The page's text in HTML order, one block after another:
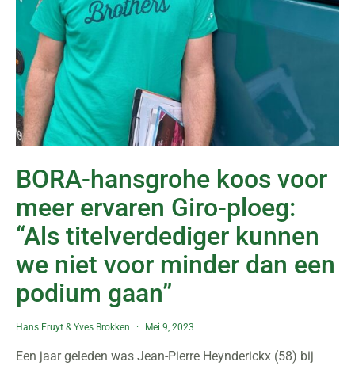
BORA-hansgrohe koos voor
meer ervaren Giro-ploeg:
“Als titelverdediger kunnen
we niet voor minder dan een
podium gaan”
Hans Fruyt &Yves Brokken Mei 9, 2023
Een jaar geleden was Jean-Pierre Heynderickx (58) bij